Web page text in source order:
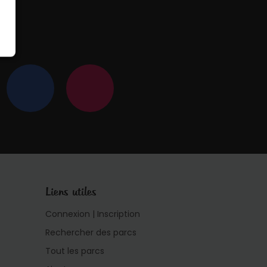
Liens utiles
Connexion | Inscription
Rechercher des parcs
Tout les parcs